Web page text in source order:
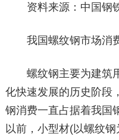
资料来源：中国钢
我国螺纹钢市场消
螺纹钢主要为建筑用
化快速发展的历史阶段
钢消费一直占据着我国
以前，小型材(以螺纹